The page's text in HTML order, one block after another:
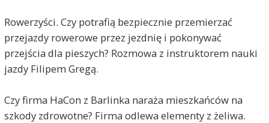
Rowerzyści. Czy potrafią bezpiecznie przemierzać
przejazdy rowerowe przez jezdnię i pokonywać
przejścia dla pieszych? Rozmowa z instruktorem nauki
jazdy Filipem Gregą.
Czy firma HaCon z Barlinka naraża mieszkańców na
szkody zdrowotne? Firma odlewa elementy z żeliwa.